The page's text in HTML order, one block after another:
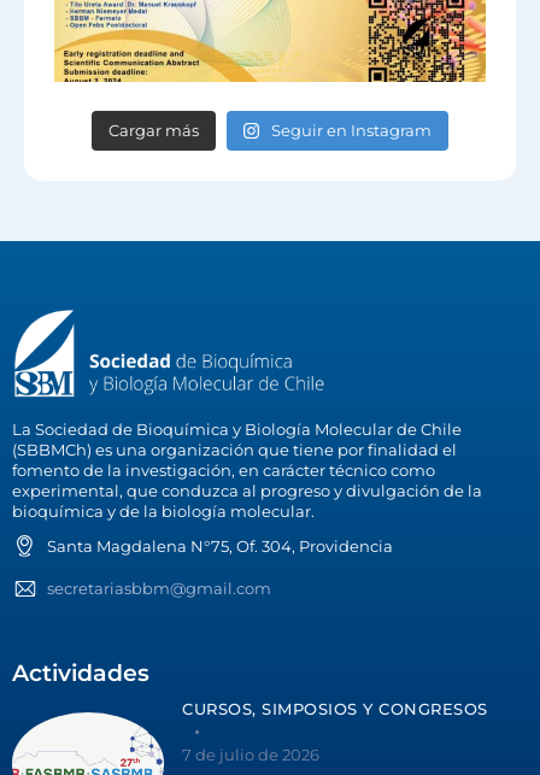
Cargar más Seguir en Instagram
La Sociedad de Bioquímica y Biología Molecular de Chile
(SBBMCh) es una organización que tiene por finalidad el
fomento de la investigación, en carácter técnico como
experimental, que conduzca al progreso y divulgación de la
bioquímica y de la biología molecular.
Santa Magdalena N°75, Of. 304, Providencia
secretariasbbm@gmail.com
Actividades
CURSOS, SIMPOSIOS Y CONGRESOS
7 de julio de 2026